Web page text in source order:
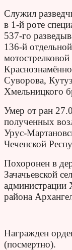
Служил
в 1-й роте
537-го
136-й
Суворова,
Хмельницкого
Умер от ран
полученных
Урус-
Чеченской
Похоронен в
Зачачьевской
администрации
района
Награжден
(посмертно).